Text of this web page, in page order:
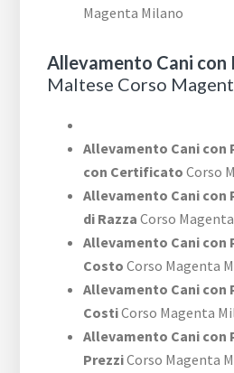
Magenta Milano
Allevamento Cani con
Maltese Corso
Allevamento Cani con
con Certificato Corso
Allevamento Cani con
di Razza Corso
Allevamento Cani con
Costo Corso Magenta
Allevamento Cani con
CostiCorso Magenta
Allevamento Cani con
PrezziCorso Magenta